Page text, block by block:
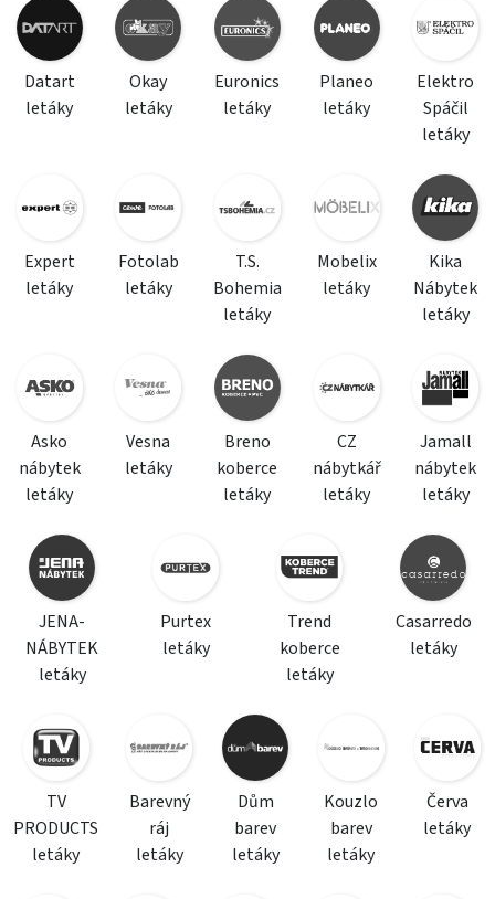
Datart
letáky
Okay
letáky
Euronics
letáky
Planeo
letáky
Elektro
Spáčil
letáky
Expert
letáky
Fotolab
letáky
T.S.
Bohemia
letáky
Mobelix
letáky
Kika
Nábytek
letáky
Asko
nábytek
letáky
Vesna
letáky
Breno
koberce
letáky
CZ
nábytkář
letáky
Jamall
nábytek
letáky
JENA-
NÁBYTEK
letáky
Purtex
letáky
Trend
koberce
letáky
Casarredo
letáky
TV
PRODUCTS
letáky
Barevný
ráj
letáky
Dům
barev
letáky
Kouzlo
barev
letáky
Červa
letáky